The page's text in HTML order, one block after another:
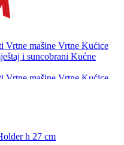
Vrtne mašine Vrtne Kućice
i suncobrani Kućne
Vrtne mašine Vrtne Kućice
h 27 cm